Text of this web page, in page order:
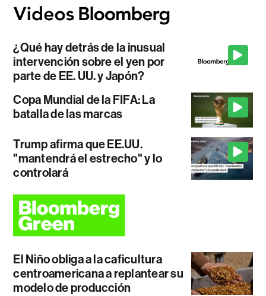
¿Qué hay detrás de la inusual
intervención sobre el yen por
parte de EE. UU. y Japón?
Copa Mundial de la FIFA: La
batalla de las marcas
Trump afirma que EE.UU.
"mantendrá el estrecho" y lo
controlará
El Niño obliga a la caficultura
centroamericana a replantear su
modelo de producción